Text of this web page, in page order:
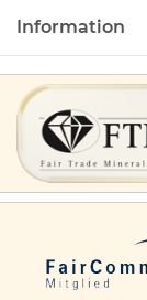
Information